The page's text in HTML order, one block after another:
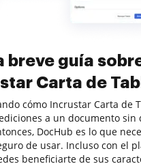
breve guía
Carta de
cómo Incrustar Carta de
a un documento sin
DocHub es lo que
de usar. Incluso con el
beneficiarte de sus